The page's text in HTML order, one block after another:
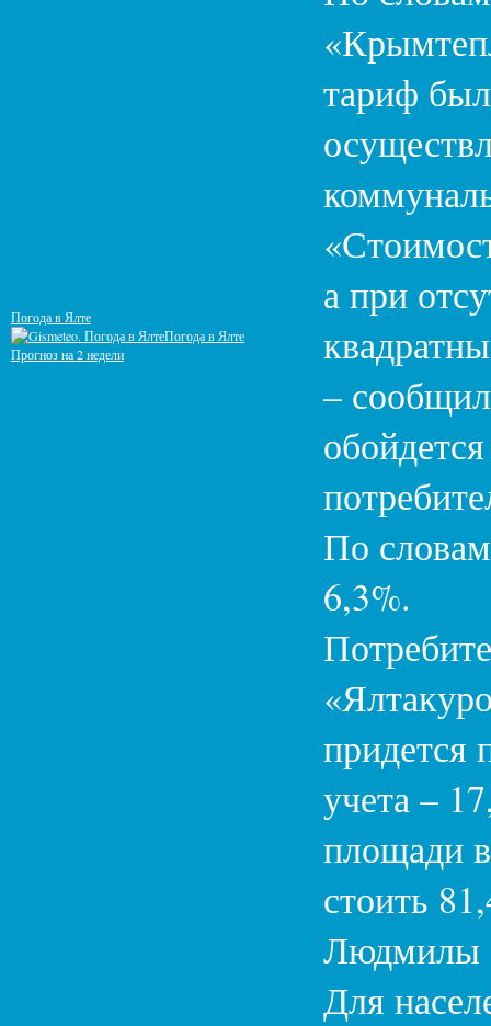
тариф
а при
–
По
6,3%.
придется
учета –
площади
стоить
Людмилы
Для
Погода в Ялте
Погода в Ялте
Прогноз на 2 недели